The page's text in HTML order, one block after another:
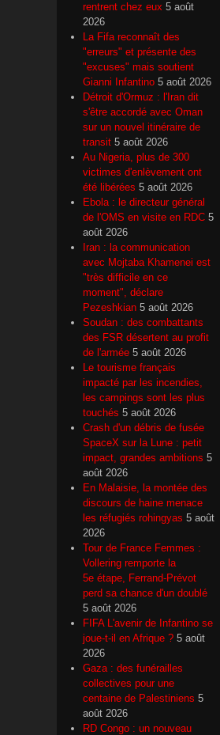
rentrent chez eux 5 août
2026
La Fifa reconnaît des
"erreurs" et présente des
"excuses" mais soutient
Gianni Infantino 5 août 2026
Détroit d'Ormuz : l'Iran dit
s'être accordé avec Oman
sur un nouvel itinéraire de
transit 5 août 2026
Au Nigeria, plus de 300
victimes d'enlèvement ont
été libérées 5 août 2026
Ebola : le directeur général
de l'OMS en visite en RDC 5
août 2026
Iran : la communication
avec Mojtaba Khamenei est
"très difficile en ce
moment", déclare
Pezeshkian 5 août 2026
Soudan : des combattants
des FSR désertent au profit
de l'armée 5 août 2026
Le tourisme français
impacté par les incendies,
les campings sont les plus
touchés 5 août 2026
Crash d'un débris de fusée
SpaceX sur la Lune : petit
impact, grandes ambitions 5
août 2026
En Malaisie, la montée des
discours de haine menace
les réfugiés rohingyas 5 août
2026
Tour de France Femmes :
Vollering remporte la
5e étape, Ferrand-Prévot
perd sa chance d'un doublé
5 août 2026
FIFA L'avenir de Infantino se
joue-t-il en Afrique ? 5 août
2026
Gaza : des funérailles
collectives pour une
centaine de Palestiniens 5
août 2026
RD Congo : un nouveau